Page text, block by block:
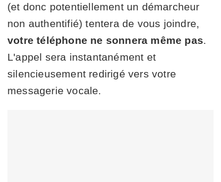
(et donc potentiellement un démarcheur
non authentifié) tentera de vous joindre,
votre téléphone ne sonnera même pas
L'appel sera instantanément et
silencieusement redirigé vers votre
messagerie vocale.